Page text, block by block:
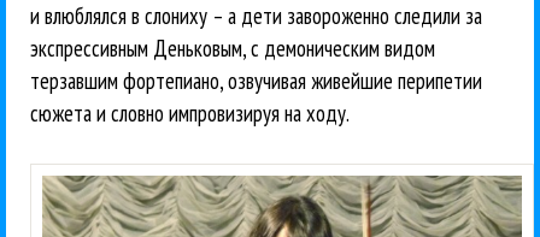
и влюблялся в слониху – а дети завороженно следили за
экспрессивным Деньковым, с демоническим видом
терзавшим фортепиано, озвучивая живейшие перипетии
сюжета и словно импровизируя на ходу.